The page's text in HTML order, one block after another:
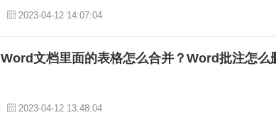
2023-04-12 14:07:04
Word文档里面的表格怎么合并？Word批注怎么
2023-04-12 13:48:04